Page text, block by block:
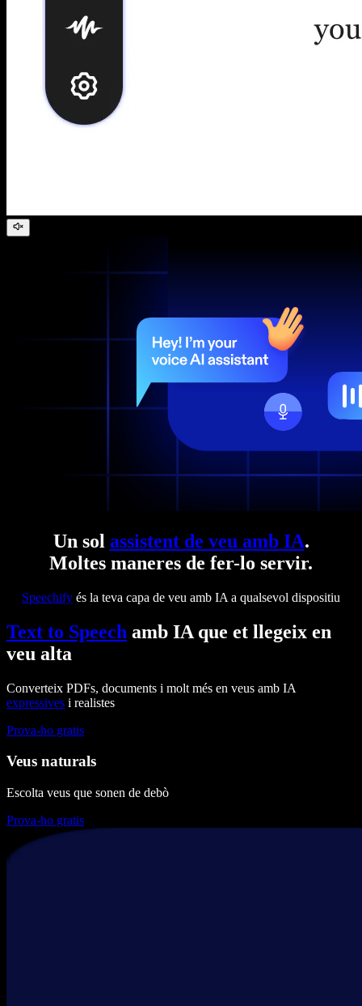
Un sol assistent de veu amb IA.
Moltes maneres de fer-lo servir.
Speechify és la teva capa de veu amb IA a qualsevol dispositiu
Text to Speech amb IA que et llegeix en
veu alta
Converteix PDFs, documents i molt més en veus amb IA
expressives i realistes
Prova-ho gratis
Veus naturals
Escolta veus que sonen de debò
Prova-ho gratis